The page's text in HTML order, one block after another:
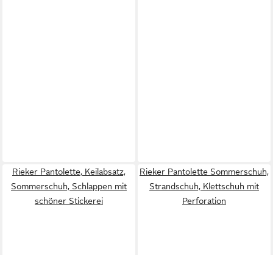
Rieker Pantolette, Keilabsatz,
Sommerschuh, Schlappen mit
schöner Stickerei
Rieker Pantolette Sommerschuh,
Strandschuh, Klettschuh mit
Perforation